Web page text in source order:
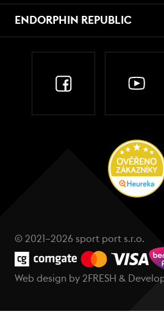
ENDORPHIN REPUBLIC
© 2021–2026 sport port s.r.o.
Web design by 2FRESH &